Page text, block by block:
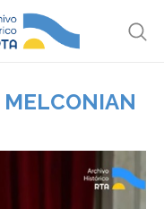
MELCONIAN